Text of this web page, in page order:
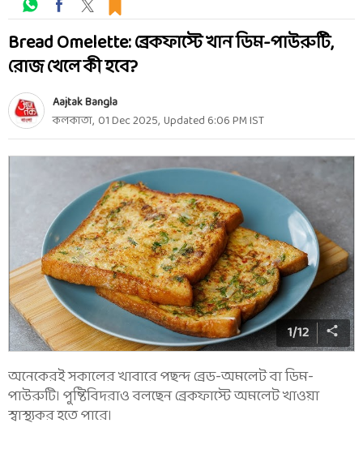
Bread Omelette: ব্রেকফাস্টে খান ডিম-পাউরুটি,
রোজ খেলে কী হবে?
Aajtak Bangla
কলকাতা, 01 Dec 2025, Updated 6:06 PMIST
1/12
অনেকেরই সকালের খাবারে পছন্দ ব্রেড-অমলেট বা ডিম-
পাউরুটি। পুষ্টিবিদরাও বলছেন ব্রেকফাস্টে অমলেট খাওয়া
স্বাস্থ্যকর হতে পারে।